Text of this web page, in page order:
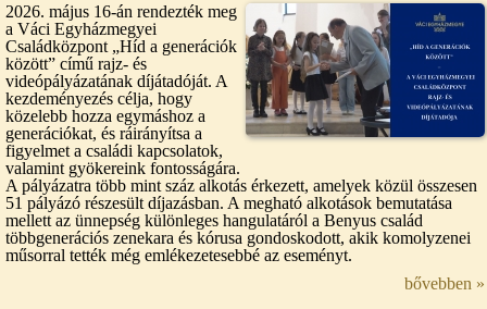
2026. május 16-án rendezték meg
a Váci Egyházmegyei
Családközpont „Híd a generációk
között” című rajz- és
videópályázatának díjátadóját. A
kezdeményezés célja, hogy
közelebb hozza egymáshoz a
generációkat, és ráirányítsa a
figyelmet a családi kapcsolatok,
valamint gyökereink fontosságára.
A pályázatra több mint száz alkotás érkezett, amelyek közül összesen
51 pályázó részesült díjazásban. A megható alkotások bemutatása
mellett az ünnepség különleges hangulatáról a Benyus család
többgenerációs zenekara és kórusa gondoskodott, akik komolyzenei
műsorral tették még emlékezetesebbé az eseményt.
bővebben »